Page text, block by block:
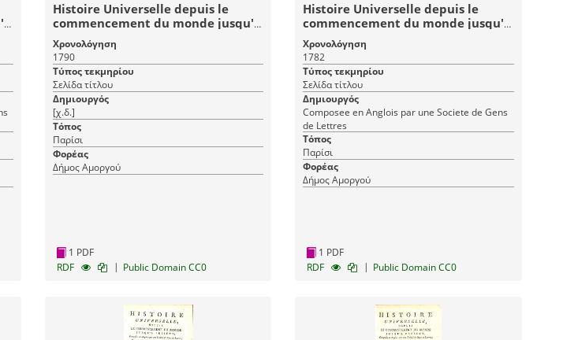
Histoire Universelle depuis le
commencement du monde jusqu'à
présent: Tome Quatre-Vingt-
Deuxieme (122) - Table
Alphabetique de l' Histoire
Moderne 2
Χρονολόγηση
1790
Τύπος τεκμηρίου
Σελίδα τίτλου
Δημιουργός
[χ.δ.]
Τόπος
Παρίσι
Φορέας
Δήμος Αμοργού
1 PDF
RDF
| Public Domain CC0
Histoire Universelle depuis le
commencement du monde jusqu'à
présent: Tome Troisieme (3)
Histoire Moderne - Histoire
Universelle 43
Χρονολόγηση
1782
Τύπος τεκμηρίου
Σελίδα τίτλου
Δημιουργός
Composee en Anglois par une Societe de Gens
de Lettres
Τόπος
Παρίσι
Φορέας
Δήμος Αμοργού
1 PDF
RDF
| Public Domain CC0